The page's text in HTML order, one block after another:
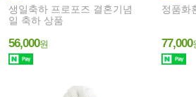
생일축하 프로포즈 결혼기념
일 축하 상품
56,000원
정품화
77,000